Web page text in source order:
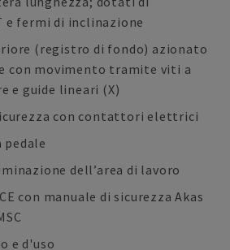
e fermi di inclinazione
(registro di fondo) azionato
con movimento tramite viti a
e guide lineari (X)
con contattori elettrici
pedale
dell’area di lavoro
con manuale di sicurezza Akas
e d'uso